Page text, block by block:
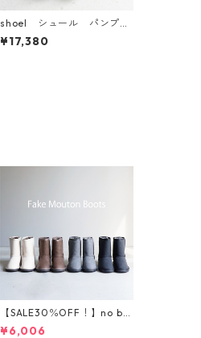
shoel シュール パンプ
ス E5796
¥17,380
【SALE30％OFF！】no bla
nd フェイクムートンブー
¥6,006